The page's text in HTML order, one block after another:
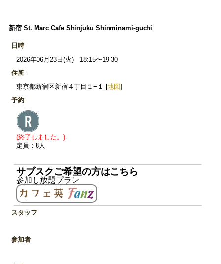
新宿 St. Marc Cafe Shinjuku Shinminami-guchi
日時
2026年06月23日(火) 18:15〜19:30
住所
東京都新宿区新宿４丁目１−１ [地図]
予約
(終了しました。)
定員：8人
サブスクご希望の方はこちら
参加し放題プラン
スタッフ
参加者